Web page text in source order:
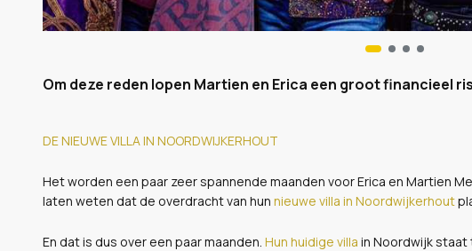
Om deze reden lopen Martien en Erica een groot financieel
DE NIEUWE VILLA IN NOORDWIJKERHOUT
Het worden een paar zeer spannende maanden voor Erica en Martien
laten weten dat de overdracht van hun nieuwe villa in Noordwijkerhout
En dat is dus over een paar maanden. Hun huidige villa in Noordwijk staat